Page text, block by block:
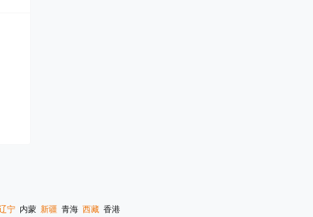
宁 内蒙 新疆 青海 西藏 香港